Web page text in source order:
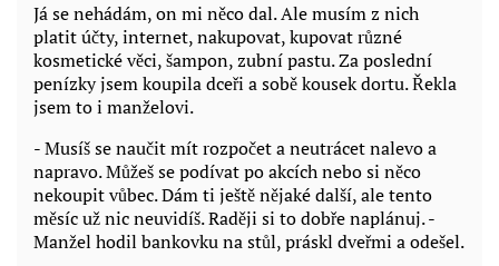
Já se nehádám, on mi něco dal. Ale musím z nich
platit účty, internet, nakupovat, kupovat různé
kosmetické věci, šampon, zubní pastu. Za poslední
penízky jsem koupila dceři a sobě kousek dortu. Řekla
jsem to i manželovi.
- Musíš se naučit mít rozpočet a neutrácet nalevo a
napravo. Můžeš se podívat po akcích nebo si něco
nekoupit vůbec. Dám ti ještě nějaké další, ale tento
měsíc už nic neuvidíš. Raději si to dobře naplánuj. -
Manžel hodil bankovku na stůl, práskl dveřmi a odešel.